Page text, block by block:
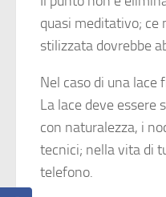
quasi meditativo; ce
stilizzata dovrebbe
Nel caso di una
La lace deve essere
con naturalezza, i
tecnici; nella vita di
telefono.